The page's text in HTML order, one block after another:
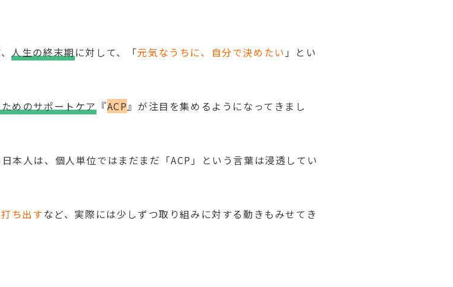
人生の終末期に対して、「元気なうちに、自分で決めたい 」とい
めのサポートケア 『ACP』が注目を集めるようになってきまし
本人は、個人単位ではまだまだ「ACP」という言葉は浸透してい
ち出すなど、実際には少しずつ取り組みに対する動きもみせてき